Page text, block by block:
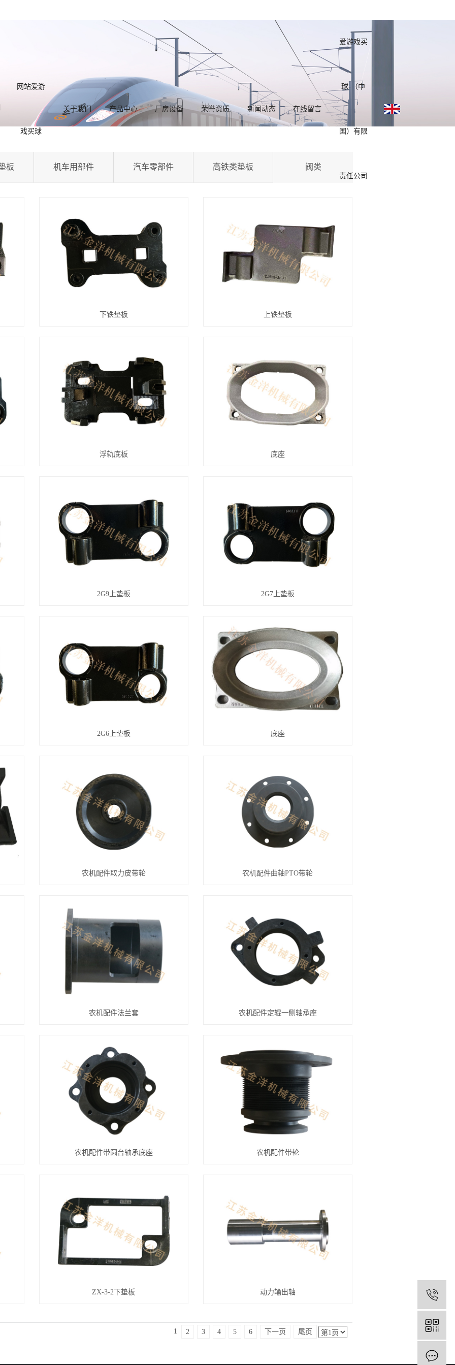
网站爱游
戏买球
关于我们 产品中心 厂房设备 荣誉资质 新闻动态 在线留言
爱游戏买
球-（中
国）有限
责任公司
板 机车用部件 汽车零部件 高铁类垫板 阀类
下铁垫板 上铁垫板
浮轨底板 底座
2G9上垫板 2G7上垫板
2G6上垫板 底座
农机配件取力皮带轮 农机配件曲轴PTO带轮
农机配件法兰套 农机配件定辊一侧轴承座
农机配件带圆台轴承底座 农机配件带轮
ZX-3-2下垫板 动力输出轴
1 2 3 4 5 6 下一页 尾页